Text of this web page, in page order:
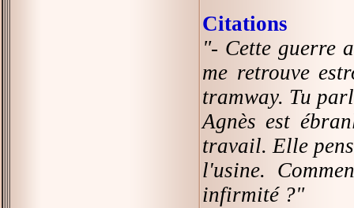
Citations
"- Cette guerre
me retrouve
tramway. Tu
Agnès est
travail. Elle
l'usine.
infirmité ?"